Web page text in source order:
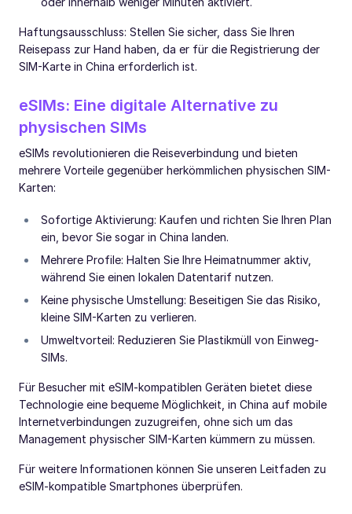
Haftungsausschluss: Stellen Sie sicher, dass Sie Ihren
Reisepass zur Hand haben, da er für die Registrierung der
SIM-Karte in China erforderlich ist.
eSIMs: Eine digitale Alternative zu
physischen SIMs
eSIMs revolutionieren die Reiseverbindung und bieten
mehrere Vorteile gegenüber herkömmlichen physischen SIM-
Karten:
Sofortige Aktivierung: Kaufen und richten Sie Ihren Plan
ein, bevor Sie sogar in China landen.
Mehrere Profile: Halten Sie Ihre Heimatnummer aktiv,
während Sie einen lokalen Datentarif nutzen.
Keine physische Umstellung: Beseitigen Sie das Risiko,
kleine SIM-Karten zu verlieren.
Umweltvorteil: Reduzieren Sie Plastikmüll von Einweg-
SIMs.
Für Besucher mit eSIM-kompatiblen Geräten bietet diese
Technologie eine bequeme Möglichkeit, in China auf mobile
Internetverbindungen zuzugreifen, ohne sich um das
Management physischer SIM-Karten kümmern zu müssen.
Für weitere Informationen können Sie unseren Leitfaden zu
eSIM-kompatible Smartphones überprüfen.